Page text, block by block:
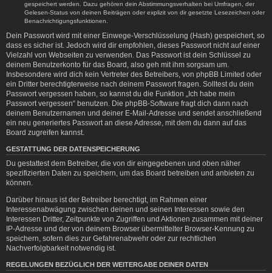
gespeichert werden. Dazu gehören dein Abstimmungsverhalten bei Umfragen, der
Gelesen-Status von deinen Beiträgen oder explizit von dir gesetzte Lesezeichen oder
Benachrichtigungsfunktionen.
Dein Passwort wird mit einer Einwege-Verschlüsselung (Hash) gespeichert, so
dass es sicher ist. Jedoch wird dir empfohlen, dieses Passwort nicht auf einer
Vielzahl von Webseiten zu verwenden. Das Passwort ist dein Schlüssel zu
deinem Benutzerkonto für das Board, also geh mit ihm sorgsam um.
Insbesondere wird dich kein Vertreter des Betreibers, von phpBB Limited oder
ein Dritter berechtigterweise nach deinem Passwort fragen. Solltest du dein
Passwort vergessen haben, so kannst du die Funktion „Ich habe mein
Passwort vergessen“ benutzen. Die phpBB-Software fragt dich dann nach
deinem Benutzernamen und deiner E-Mail-Adresse und sendet anschließend
ein neu generiertes Passwort an diese Adresse, mit dem du dann auf das
Board zugreifen kannst.
GESTATTUNG DER DATENSPEICHERUNG
Du gestattest dem Betreiber, die von dir eingegebenen und oben näher
spezifizierten Daten zu speichern, um das Board betreiben und anbieten zu
können.
Darüber hinaus ist der Betreiber berechtigt, im Rahmen einer
Interessenabwägung zwischen deinen und seinen Interessen sowie den
Interessen Dritter, Zeitpunkte von Zugriffen und Aktionen zusammen mit deiner
IP-Adresse und der von deinem Browser übermittelter Browser-Kennung zu
speichern, sofern dies zur Gefahrenabwehr oder zur rechtlichen
Nachverfolgbarkeit notwendig ist.
REGELUNGEN BEZÜGLICH DER WEITERGABE DEINER DATEN